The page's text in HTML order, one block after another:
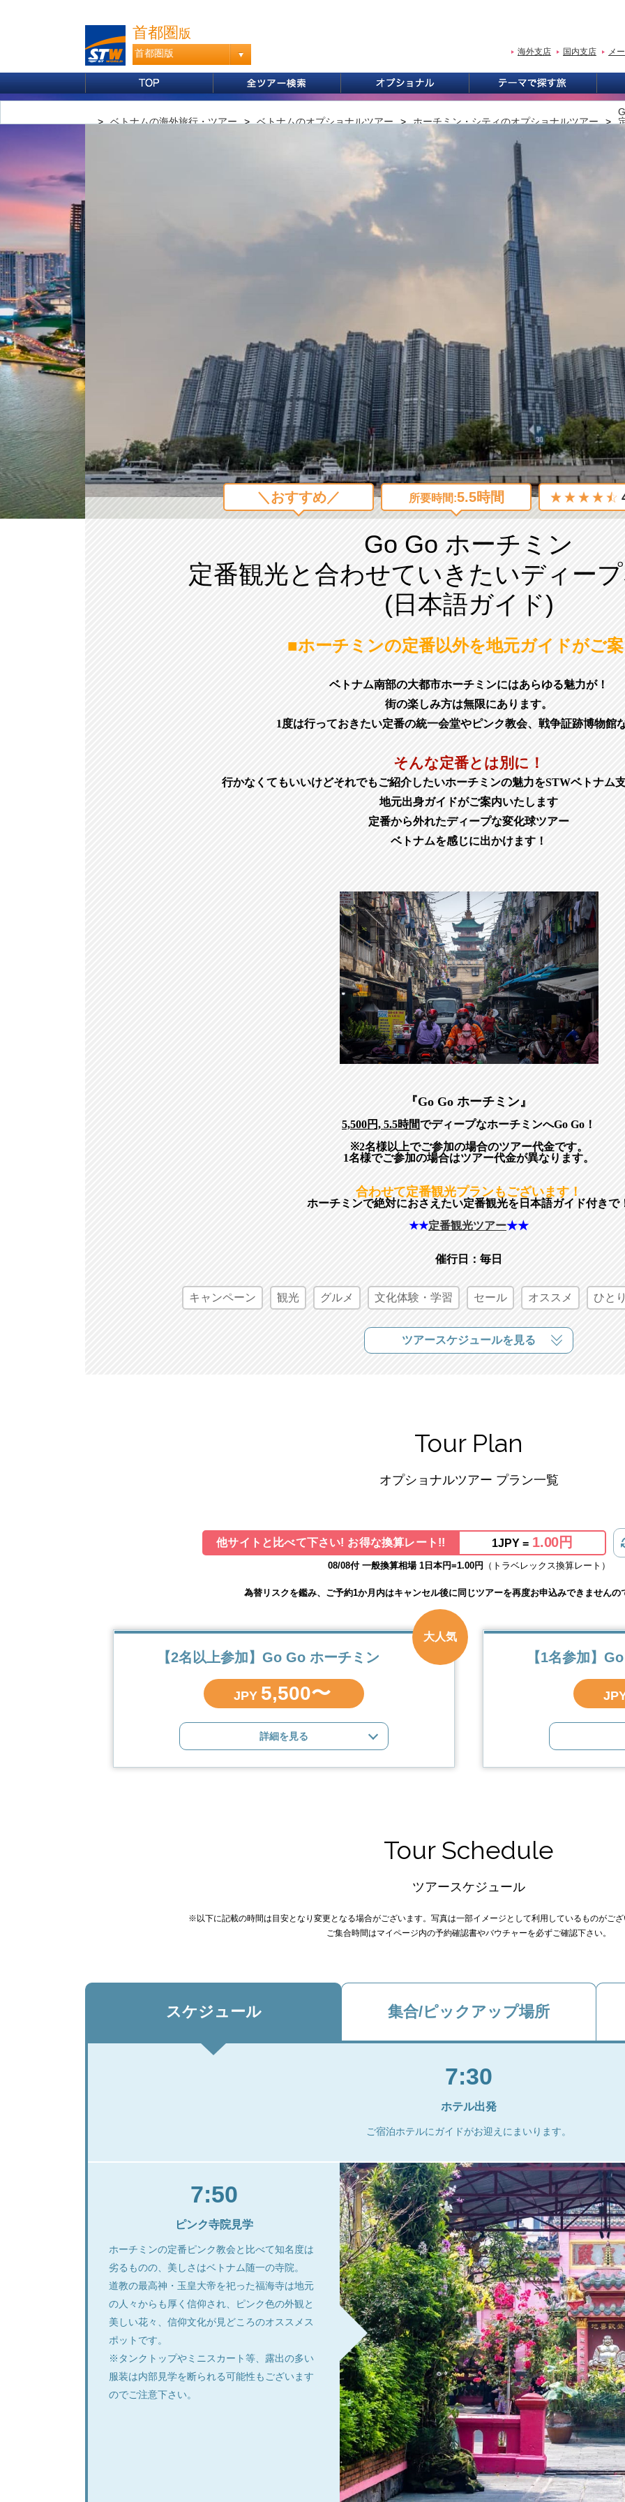
首都圏 版
首都圏版 海外支店 国内支店 メ
ショナルツアーTop ベトナムの海外旅行・ツアー ベトナムのオプショナルツアー ホーチミン・シティのオプショナルツアー
Go Go ホーチミン
定番観光と合わせていきたいディー
(日本語ガイド)
■ホーチミンの定番以外を地元ガイドがご
ベトナム南部の大都市ホーチミンにはあらゆる魅力が！
街の楽しみ方は無限にあります。
1度は行っておきたい定番の統一会堂やピンク教会、戦争証跡博物館
そんな定番とは別に！
行かなくてもいいけどそれでもご紹介したいホーチミンの魅力をSTWベトナム
地元出身ガイドがご案内いたします
定番から外れたディープな変化球ツアー
ベトナムを感じに出かけます！
『Go Go ホーチミン』
5,500円, 5.5時間でディープなホーチミンへGo Go！
※2名様以上でご参加の場合のツアー代金です。
1名様でご参加の場合はツアー代金が異なります。
合わせて定番観光プランもございます！
ホーチミンで絶対におさえたい定番観光を日本語ガイド付きで
★★定番観光ツアー★★
催行日：毎日
キャンペーン 観光 グルメ 文化体験・学習 セール オススメ ひと
ツアースケジュールを見る
＼おすすめ／ 所要時間:5.5時間
Tour Plan
オプショナルツアー プラン一覧
他サイトと比べて下さい! お得な換算レート!! 1JPY = 1.00円
08/08付 一般換算相場 1日本円=1.00円 （トラベレックス換算レート）
為替リスクを鑑み、ご予約1か月内はキャンセル後に同じツアーを再度お申込みできませんの
大人気
【2名以上参加】Go Go ホーチミン
JPY 5,500〜
詳細を見る
【1名参加】
Tour Schedule
ツアースケジュール
※以下に記載の時間は目安となり変更となる場合がございます。写真は一部イメージとして利用しているものがご
ご集合時間はマイページ内の予約確認書やバウチャーを必ずご確認下さい。
スケジュール 集合/ピックアップ場所
7:30
ホテル出発
ご宿泊ホテルにガイドがお迎えにまいります。
7:50
ピンク寺院見学
ホーチミンの定番ピンク教会と比べて知名度は
劣るものの、美しさはベトナム随一の寺院。
道教の最高神・玉皇大帝を祀った福海寺は地元
の人々からも厚く信仰され、ピンク色の外観と
美しい花々、信仰文化が見どころのオススメス
ポットです。
※タンクトップやミニスカート等、露出の多い
服装は内部見学を断られる可能性もございます
のでご注意下さい。